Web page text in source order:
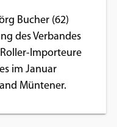
Bucher (62)
des Verbandes
Importeure
im Januar
Müntener.